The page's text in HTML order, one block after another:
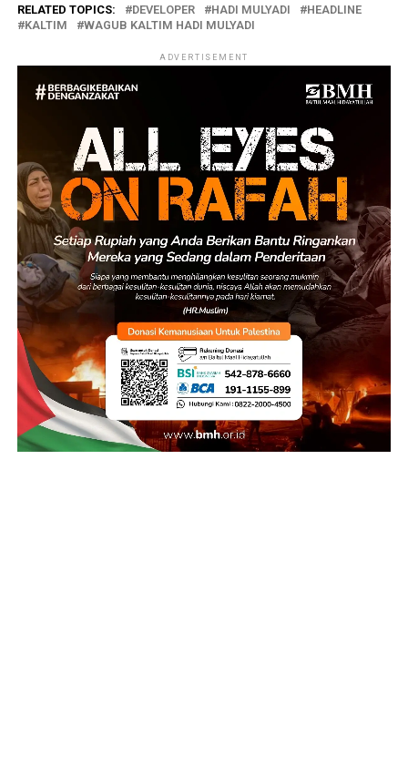
RELATED TOPICS: DEVELOPER HADI MULYADI
HEADLINE
KALTIM
WAGUB KALTIM HADI MULYADI
ADVERTISEMENT